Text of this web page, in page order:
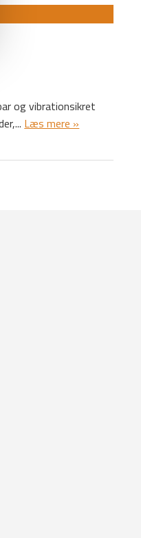
og vibrationsikret
Læs mere »